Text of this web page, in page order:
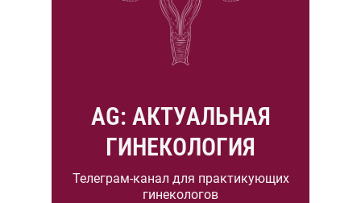
AG: АКТУАЛЬНАЯ
ГИНЕКОЛОГИЯ
Телеграм-канал для практикующих
гинекологов